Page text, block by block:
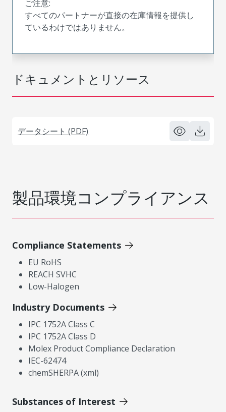
ドキュメントとリソース
データシート (PDF)
ご注意:
すべてのパートナーが直接の在庫情報を提供し
ているわけではありません。
製品環境コンプライアンス
Compliance Statements
EU RoHS
REACH SVHC
Low-Halogen
Industry Documents
IPC 1752A Class C
IPC 1752A Class D
Molex Product Compliance Declaration
IEC-62474
chemSHERPA (xml)
Substances of Interest